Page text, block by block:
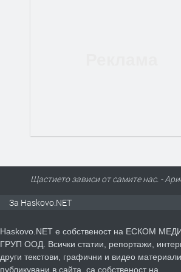
Щастието зависи от самите нас. -
За Haskovo.NET
Haskovo.NET е собственост на ЕСКОМ
ГРУП ООД. Всички статии, репортажи,
други текстови, графични и видео материали,
публикувани в сайта, са собственост на